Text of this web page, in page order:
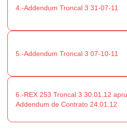
4.-Addendum Troncal 3 31-07-11
5.-Addendum Troncal 3 07-10-11
6.-REX 253 Troncal 3 30.01.12
Addendum de Contrato 24.01.12